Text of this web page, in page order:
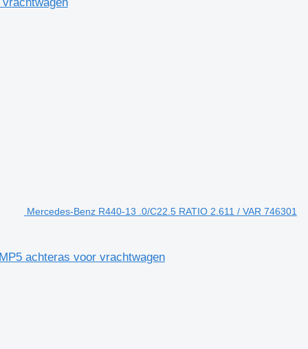
Mercedes-Benz R440-13 .0/C22.5 RATIO 2.611 / VAR 746301
achteras voor vrachtwagen